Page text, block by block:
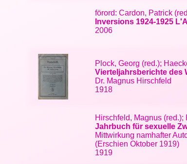
förord: Cardon, Patrick
Inversions 1924-1925
2006
Plock, Georg (red.);
Vierteljahrsberichte des
Dr. Magnus Hirschfeld
1918
Hirschfeld, Magnus
Jahrbuch für sexuelle
Mittwirkung namhafter
(Erschien Oktober 1919)
1919